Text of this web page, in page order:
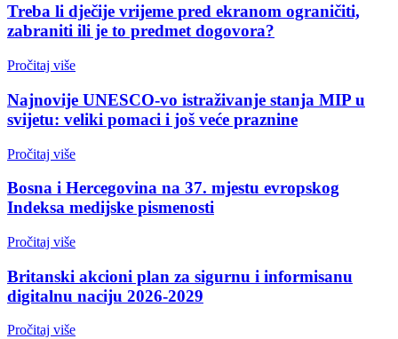
Treba li dječije vrijeme pred ekranom ograničiti,
zabraniti ili je to predmet dogovora?
Pročitaj više
Najnovije UNESCO-vo istraživanje stanja MIP u
svijetu: veliki pomaci i još veće praznine
Pročitaj više
Bosna i Hercegovina na 37. mjestu evropskog
Indeksa medijske pismenosti
Pročitaj više
Britanski akcioni plan za sigurnu i informisanu
digitalnu naciju 2026-2029
Pročitaj više